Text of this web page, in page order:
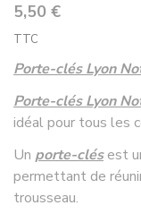
5,50 €
TTC
Porte-clés Lyon
Porte-clés Lyon
idéal pour tous les
Un porte-clés est
permettant de
trousseau.